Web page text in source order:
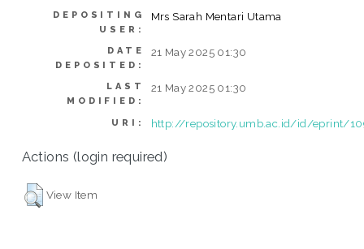
DEPOSITING
USER:
Mrs Sarah Mentari Utama
DATE
DEPOSITED:
21 May 2025 01:30
LAST
MODIFIED:
21 May 2025 01:30
URI: http://repository.umb.ac.id/id/eprint/
Actions (login required)
View Item